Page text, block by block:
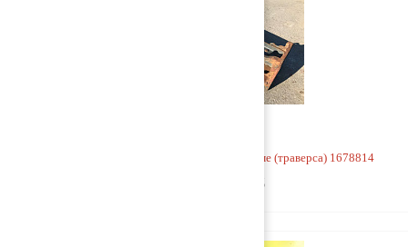
Кронштейн V-образной тяги к раме (траверса) 1678814
5 000 руб